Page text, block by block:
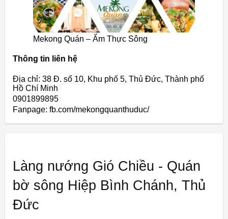
Mekong Quán – Ẩm Thực Sông
Thông tin liên hệ
Địa chỉ: 38 Đ. số 10, Khu phố 5, Thủ Đức, Thành phố
Hồ Chí Minh
0901899895
Fanpage: fb.com/mekongquanthuduc/
Làng nướng Gió Chiều - Quán
bờ sông Hiệp Bình Chánh, Thủ
Đức